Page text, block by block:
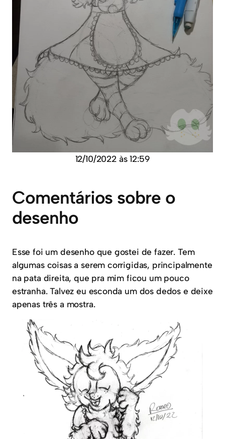
12/10/2022 às 12:59
Comentários sobre o
desenho
Esse foi um desenho que gostei de fazer. Tem
algumas coisas a serem corrigidas, principalmente
na pata direita, que pra mim ficou um pouco
estranha. Talvez eu esconda um dos dedos e deixe
apenas três a mostra.